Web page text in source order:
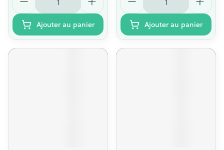
Ajouter au panier Ajouter au panier